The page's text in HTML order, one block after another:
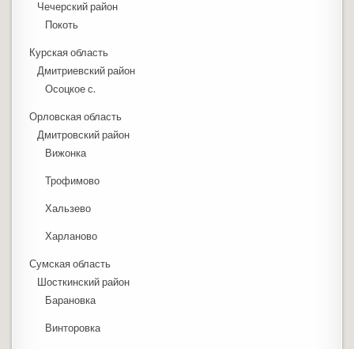
Чечерский район
Покоть
Курская область
Дмитриевский район
Осоцкое с.
Орловская область
Дмитровский район
Вижонка
Трофимово
Хальзево
Харланово
Сумская область
Шосткинский район
Барановка
Винторовка